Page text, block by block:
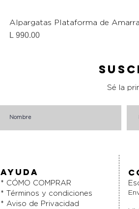
Alpargatas Plataforma de
Precio
L 990.00
Sé la
AYUDA
* CÓMO COMPRAR
* Términos y condiciones
* Aviso de Privacidad